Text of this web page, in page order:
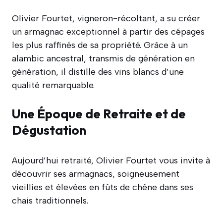
Olivier Fourtet, vigneron-récoltant, a su créer
un armagnac exceptionnel à partir des cépages
les plus raffinés de sa propriété. Grâce à un
alambic ancestral, transmis de génération en
génération, il distille des vins blancs d’une
qualité remarquable.
Une Époque de Retraite et de
Dégustation
Aujourd’hui retraité, Olivier Fourtet vous invite à
découvrir ses armagnacs, soigneusement
vieillies et élevées en fûts de chêne dans ses
chais traditionnels.